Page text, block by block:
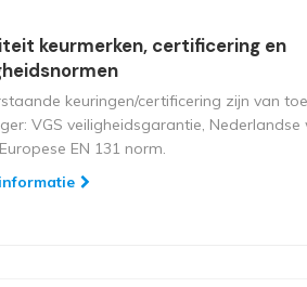
keurmerken, certificering en
keuringen/certificering zijn van
VGS veiligheidsgarantie, Nederlandse
EN 131 norm.